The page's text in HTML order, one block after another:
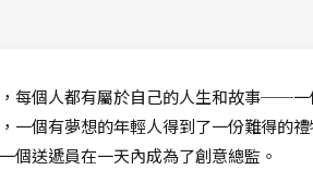
每個人都有屬於自己的人生和故事──
一個有夢想的年輕人得到了一份難得的
個送遞員在一天內成為了創意總監。